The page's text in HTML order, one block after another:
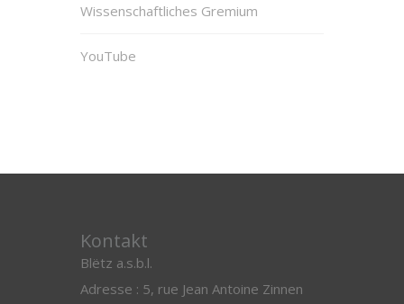
Wissenschaftliches Gremium
YouTube
Kontakt
Blëtz a.s.b.l.
Adresse : 5, rue Jean Antoine Zinnen